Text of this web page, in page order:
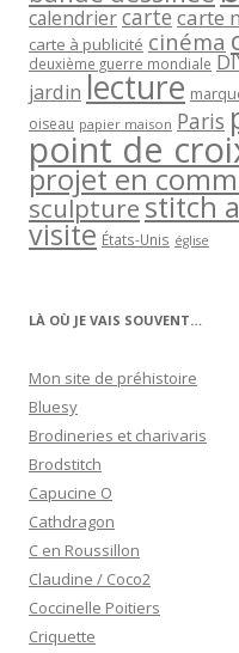
calendriercartecarte
carte à publicité cinéma
deuxième guerre mondiale
jardin lecture
oiseau papier maison Paris
point de
projet en
sculpturestitch
visite États-Unis église
LÀ OÙ JE VAIS SOUVENT…
Mon site de préhistoire
Bluesy
Brodineries et charivaris
Brodstitch
Capucine O
Cathdragon
C en Roussillon
Claudine / Coco2
Coccinelle Poitiers
Criquette